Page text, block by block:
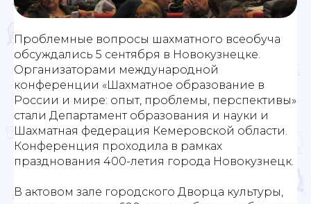
Проблемные вопросы шахматного всеобуча
обсуждались 5 сентября в Новокузнецке.
Организаторами международной
конференции «Шахматное образование в
России и мире: опыт, проблемы, перспективы»
стали Департамент образования и науки и
Шахматная федерация Кемеровской области.
Конференция проходила в рамках
празднования 400-летия города Новокузнецк.
В актовом зале городского Дворца культуры,